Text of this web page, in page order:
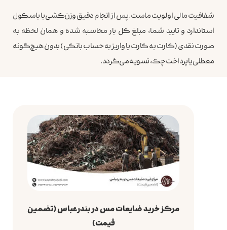
شفافیت مالی اولویت ماست. پس از انجام دقیق وزن‌کشی با باسکول
استاندارد و تایید شما، مبلغ کل بار محاسبه شده و همان لحظه به
صورت نقدی (کارت به کارت یا واریز به حساب بانکی) بدون هیچ‌گونه
معطلی یا پرداخت چک، تسویه می‌گردد.
مرکز خرید ضایعات مس در بندرعباس (تضمین
قیمت)